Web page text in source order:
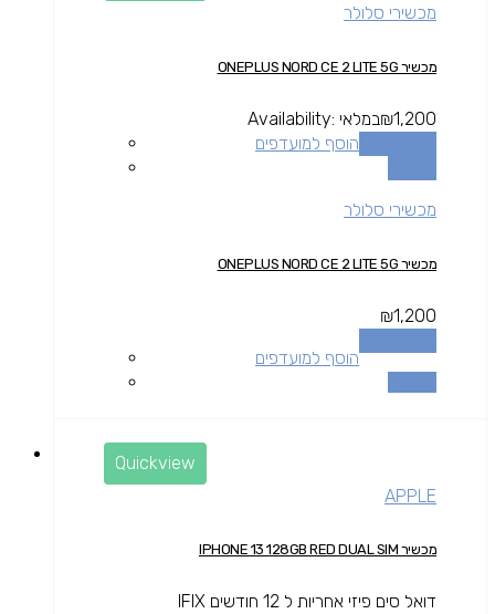
מכשירי סלולר
מכשיר ONEPLUS NORD CE 2 LITE 5G
₪1,200
Availability: במלאי
הוסף למועדפים
מכשירי סלולר
מכשיר ONEPLUS NORD CE 2 LITE 5G
₪1,200
הוסף למועדפים
Quickview
APPLE
מכשיר IPHONE 13 128GB RED DUAL SIM
דואל סים פיזי אחריות ל 12 חודשים IFIX